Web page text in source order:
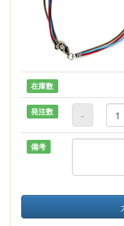
在庫数
発注数 -
備考